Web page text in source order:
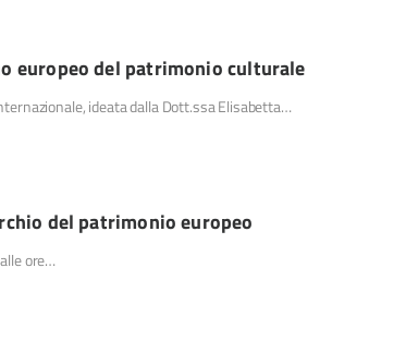
europeo del patrimonio culturale
ideata dalla Dott.ssa Elisabetta…
del patrimonio europeo
ore…